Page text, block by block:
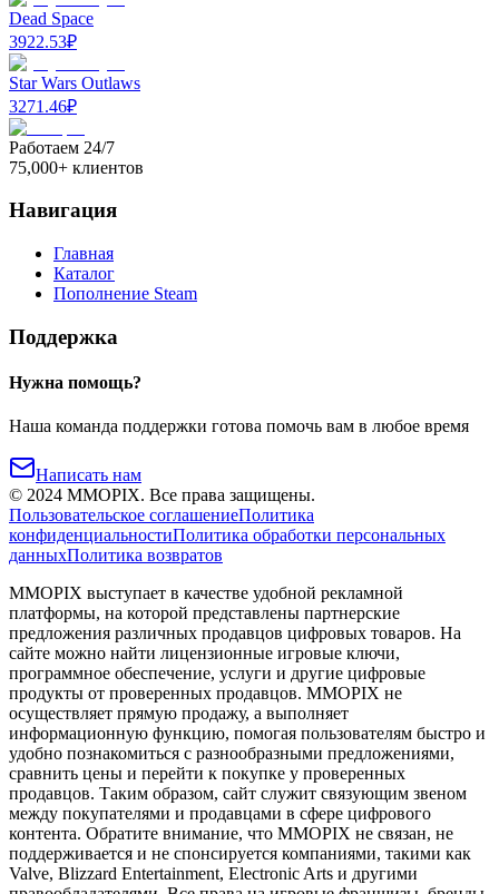
Dead Space
3922.53₽
Star Wars Outlaws
3271.46₽
Работаем 24/7
75,000+ клиентов
Навигация
Главная
Каталог
Пополнение Steam
Поддержка
Нужна помощь?
Наша команда поддержки готова помочь вам в любое время
Написать нам
© 2024 MMOPIX. Все права защищены.
Пользовательское соглашениеПолитика
конфиденциальностиПолитика обработки персональных
данныхПолитика возвратов
MMOPIX выступает в качестве удобной рекламной
платформы, на которой представлены партнерские
предложения различных продавцов цифровых товаров. На
сайте можно найти лицензионные игровые ключи,
программное обеспечение, услуги и другие цифровые
продукты от проверенных продавцов. MMOPIX не
осуществляет прямую продажу, а выполняет
информационную функцию, помогая пользователям быстро и
удобно познакомиться с разнообразными предложениями,
сравнить цены и перейти к покупке у проверенных
продавцов. Таким образом, сайт служит связующим звеном
между покупателями и продавцами в сфере цифрового
контента. Обратите внимание, что MMOPIX не связан, не
поддерживается и не спонсируется компаниями, такими как
Valve, Blizzard Entertainment, Electronic Arts и другими